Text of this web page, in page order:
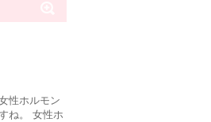
性ホルモン
ね。 女性ホ